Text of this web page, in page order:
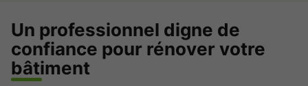
Un professionnel digne de
confiance pour rénover votre
bâtiment